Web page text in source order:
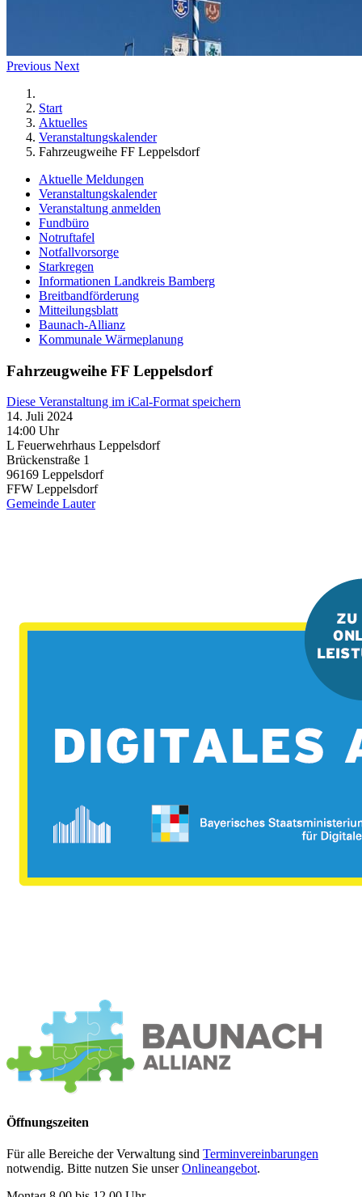
Previous Next
Start
Aktuelles
Veranstaltungskalender
Fahrzeugweihe FF Leppelsdorf
Aktuelle Meldungen
Veranstaltungskalender
Veranstaltung anmelden
Fundbüro
Notruftafel
Notfallvorsorge
Starkregen
Informationen Landkreis Bamberg
Breitbandförderung
Mitteilungsblatt
Baunach-Allianz
Kommunale Wärmeplanung
Fahrzeugweihe FF Leppelsdorf
Diese Veranstaltung im iCal-Format speichern
14. Juli 2024
14:00 Uhr
L Feuerwehrhaus Leppelsdorf
Brückenstraße 1
96169 Leppelsdorf
FFW Leppelsdorf
Gemeinde Lauter
Öffnungszeiten
Für alle Bereiche der Verwaltung sind Terminvereinbarungen
notwendig. Bitte nutzen Sie unserOnlineangebot.